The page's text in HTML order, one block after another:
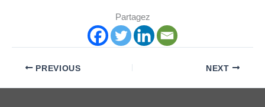
Partagez
PREVIOUS NEXT